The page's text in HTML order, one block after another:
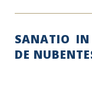
SANATIO
DE